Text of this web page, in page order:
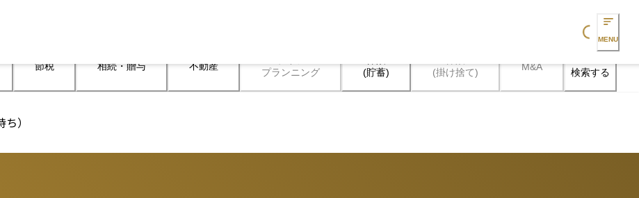
Loading...
MENU
節税 相続・贈与 不動産
プランニング
(貯蓄)
(掛け捨て)
M&A 検索する
）